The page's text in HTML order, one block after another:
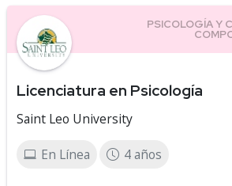
Licenciatura en Psicología
Saint Leo University
En Línea 4 años